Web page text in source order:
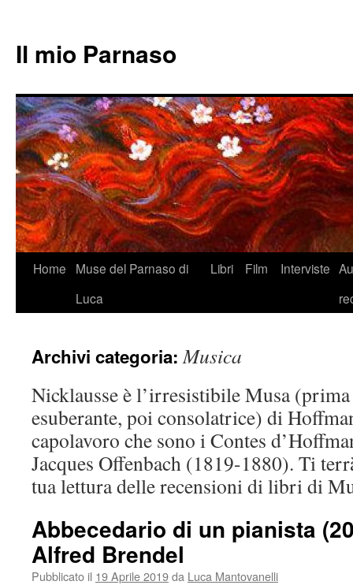
Il mio Parnaso
VaiHome
Muse del Parnaso di
Luca
Libri Film Interviste
Archivi categoria:Musica
Nicklausse è l’irresistibile Musa
esuberante, poi consolatrice) di
capolavoro che sono i Contes
Jacques Offenbach (1819-1880). Ti
tua lettura delle recensioni di libri di
Abbecedario di un pianista
Alfred Brendel
Pubblicato il 19 Aprile 2019da Luca Mantovanelli